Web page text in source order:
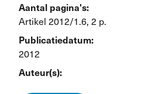
Aantal pagina's:
Artikel 2012/1.6, 2 p.
Publicatiedatum:
2012
Auteur(s):